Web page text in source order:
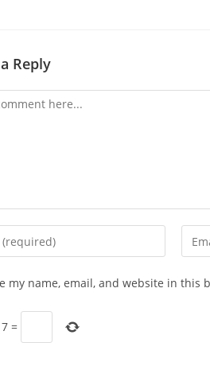
Reply
Enter
your
my name, email, and website in this
7 =